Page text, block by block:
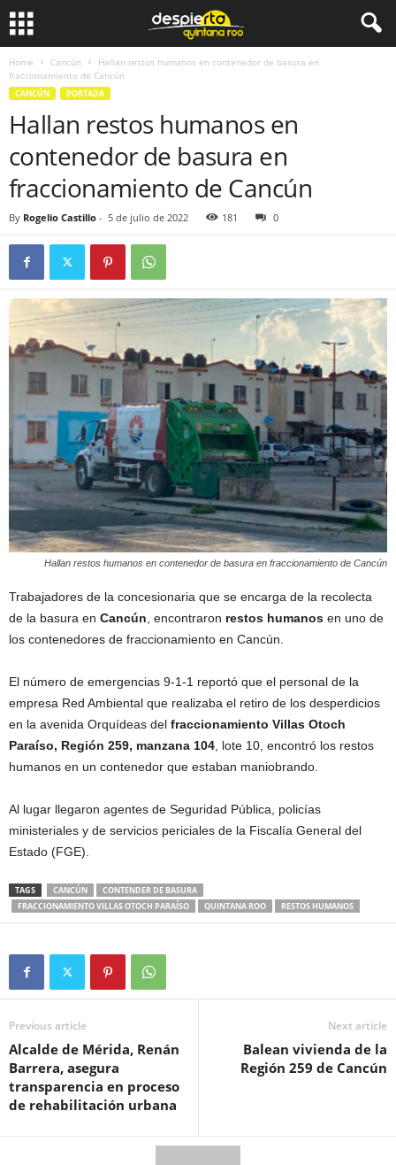
Home Cancún
Hallan restos humanos en contenedor de basura en
fraccionamiento de Cancún
CANCÚN PORTADA
Hallan restos humanos en
contenedor de basura en
fraccionamiento de Cancún
By Rogelio Castillo - 5 de julio de 2022 181 0
Hallan restos humanos en contenedor de basura en fraccionamiento de Cancún
Trabajadores de la concesionaria que se encarga de la recolecta
de la basura en Cancún , encontraron restos humanos en uno de
los contenedores de fraccionamiento en Cancún.
El número de emergencias 9-1-1 reportó que el personal de la
empresa Red Ambiental que realizaba el retiro de los desperdicios
en la avenida Orquídeas del fraccionamiento Villas Otoch
Paraíso, Región 259, manzana 104 , lote 10, encontró los restos
humanos en un contenedor que estaban maniobrando.
Al lugar llegaron agentes de Seguridad Pública, policías
ministeriales y de servicios periciales de la Fiscalía General del
Estado (FGE).
TAGS CANCÚN
CONTENDER DE BASURA
FRACCIONAMIENTO VILLAS OTOCH PARAÍSO
QUINTANA ROO RESTOS HUMANOS
Previous article
Alcalde de Mérida, Renán
Barrera, asegura
transparencia en proceso
de rehabilitación urbana
Next article
Balean vivienda de la
Región 259 de Cancún